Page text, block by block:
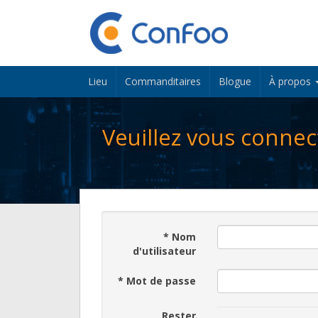
Lieu Commanditaires Blogue À propos
Veuillez vous
* Nom
d'utilisateur
* Mot de passe